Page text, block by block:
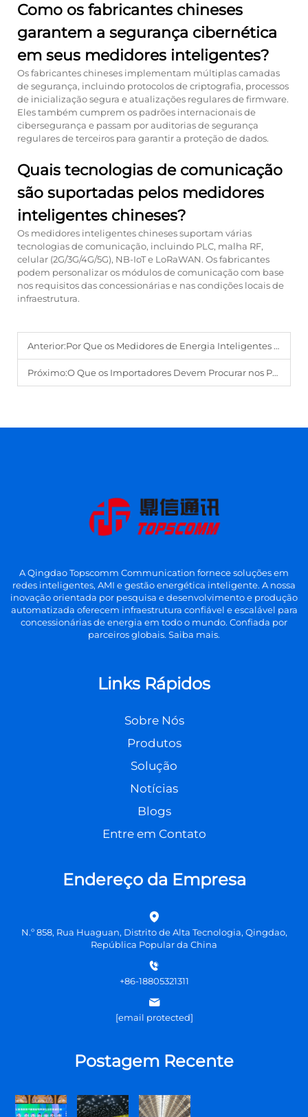
Como os fabricantes chineses
garantem a segurança cibernética
em seus medidores inteligentes?
Os fabricantes chineses implementam múltiplas camadas
de segurança, incluindo protocolos de criptografia, processos
de inicialização segura e atualizações regulares de firmware.
Eles também cumprem os padrões internacionais de
cibersegurança e passam por auditorias de segurança
regulares de terceiros para garantir a proteção de dados.
Quais tecnologias de comunicação
são suportadas pelos medidores
inteligentes chineses?
Os medidores inteligentes chineses suportam várias
tecnologias de comunicação, incluindo PLC, malha RF,
celular (2G/3G/4G/5G), NB-IoT e LoRaWAN. Os fabricantes
podem personalizar os módulos de comunicação com base
nos requisitos das concessionárias e nas condições locais de
infraestrutura.
Anterior:Por Que os Medidores de Energia Inteligentes são Fundamentais na Construção da Infraestrutura de Cidades Inteligentes?
Próximo:O Que os Importadores Devem Procurar nos Principais Fabricantes de Inversores Fotovoltaicos?
A Qingdao Topscomm Communication fornece soluções em
redes inteligentes, AMI e gestão energética inteligente. A nossa
inovação orientada por pesquisa e desenvolvimento e produção
automatizada oferecem infraestrutura confiável e escalável para
concessionárias de energia em todo o mundo. Confiada por
parceiros globais. Saiba mais.
Links Rápidos
Sobre Nós
Produtos
Solução
Notícias
Blogs
Entre em Contato
Endereço da Empresa
N.º 858, Rua Huaguan, Distrito de Alta Tecnologia, Qingdao,
República Popular da China
+86-18805321311
[email protected]
Postagem Recente